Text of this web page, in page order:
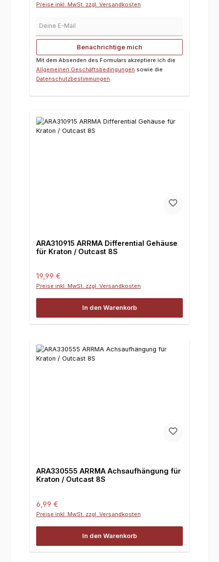
Preise inkl. MwSt. zzgl. Versandkosten
Benachrichtige mich
Mit dem Absenden des Formulars akzeptiere ich die
Allgemeinen Geschäftsbedingungen sowie die
Datenschutzbestimmungen.
ARA310915 ARRMA Differential Gehäuse
für Kraton / Outcast 8S
Regulärer Preis:
19,99 €
Preise inkl. MwSt. zzgl. Versandkosten
In den Warenkorb
ARA330555 ARRMA Achsaufhängung für
Kraton / Outcast 8S
Regulärer Preis:
6,99 €
Preise inkl. MwSt. zzgl. Versandkosten
In den Warenkorb